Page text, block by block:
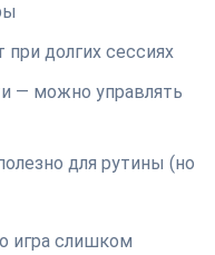
долгих сессиях
— можно управлять
для рутины (но
игра слишком